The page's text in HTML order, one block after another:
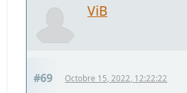
ViB
#69 Octobre 15, 2022, 12:22:22